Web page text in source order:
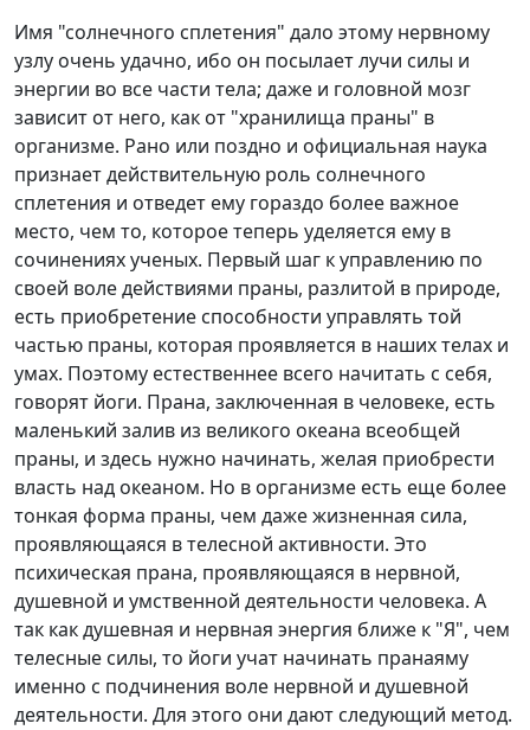
Имя "солнечного сплетения" дало этому нервному
узлу очень удачно, ибо он посылает лучи силы и
энергии во все части тела; даже и головной мозг
зависит от него, как от "хранилища праны" в
организме. Рано или поздно и официальная наука
признает действительную роль солнечного
сплетения и отведет ему гораздо более важное
место, чем то, которое теперь уделяется ему в
сочинениях ученых. Первый шаг к управлению по
своей воле действиями праны, разлитой в природе,
есть приобретение способности управлять той
частью праны, которая проявляется в наших телах и
умах. Поэтому естественнее всего начитать с себя,
говорят йоги. Прана, заключенная в человеке, есть
маленький залив из великого океана всеобщей
праны, и здесь нужно начинать, желая приобрести
власть над океаном. Но в организме есть еще более
тонкая форма праны, чем даже жизненная сила,
проявляющаяся в телесной активности. Это
психическая прана, проявляющаяся в нервной,
душевной и умственной деятельности человека. А
так как душевная и нервная энергия ближе к "Я", чем
телесные силы, то йоги учат начинать пранаяму
именно с подчинения воле нервной и душевной
деятельности. Для этого они дают следующий метод.